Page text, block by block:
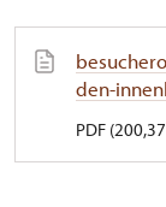
den-
PDF